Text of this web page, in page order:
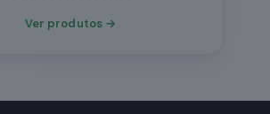
Ver produtos →